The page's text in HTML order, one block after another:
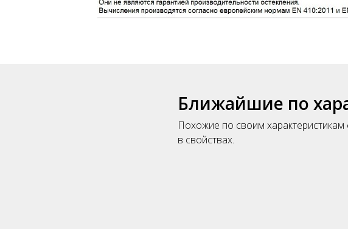
Ближайшие по
Похожие по своим
в свойствах.